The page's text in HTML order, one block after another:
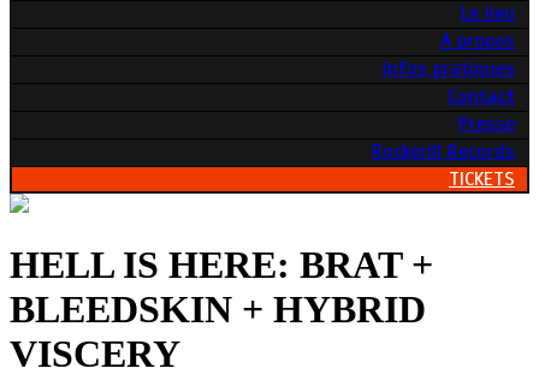
Le lieu
A propos
Infos pratiques
Contact
Presse
Rockerill Records
TICKETS
HELL IS HERE: BRAT +
BLEEDSKIN + HYBRID
VISCERY